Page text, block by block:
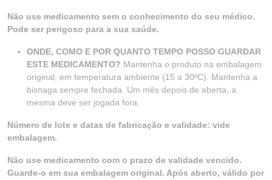
Não use medicamento sem o conhecimento do seu médico.
Pode ser perigoso para a sua saúde.
ONDE, COMO E POR QUANTO TEMPO POSSO GUARDAR
ESTE MEDICAMENTO? Mantenha o produto na embalagem
original, em temperatura ambiente (15 a 30ºC). Mantenha a
bisnaga sempre fechada. Um mês depois de aberta, a
mesma deve ser jogada fora.
Número de lote e datas de fabricação e validade: vide
embalagem.
Não use medicamento com o prazo de validade vencido.
Guarde-o em sua embalagem original. Após aberto, válido por